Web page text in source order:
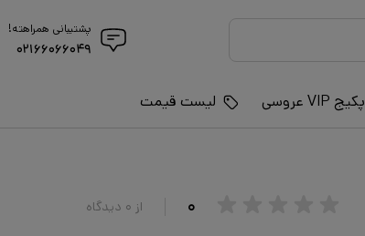
پشتیبانی همراهته!
۰۲۱۶۶۰۶۶۰۴۹
پکیج VIP عروسی لیست قیمت
۰ از ۰ دیدگاه